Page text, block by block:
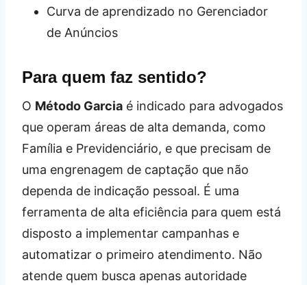
Curva de aprendizado no Gerenciador
de Anúncios
Para quem faz sentido?
O Método Garcia é indicado para advogados
que operam áreas de alta demanda, como
Família e Previdenciário, e que precisam de
uma engrenagem de captação que não
dependa de indicação pessoal. É uma
ferramenta de alta eficiência para quem está
disposto a implementar campanhas e
automatizar o primeiro atendimento. Não
atende quem busca apenas autoridade